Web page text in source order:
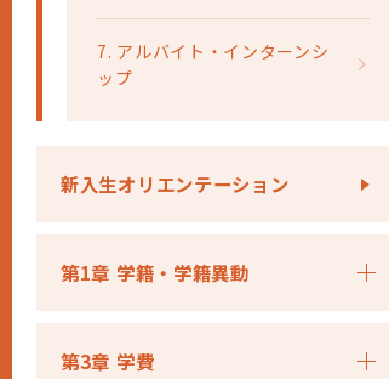
7. アルバイト・インターンシ
ップ
新入生オリエンテーション
第1章 学籍・学籍異動
第3章 学費